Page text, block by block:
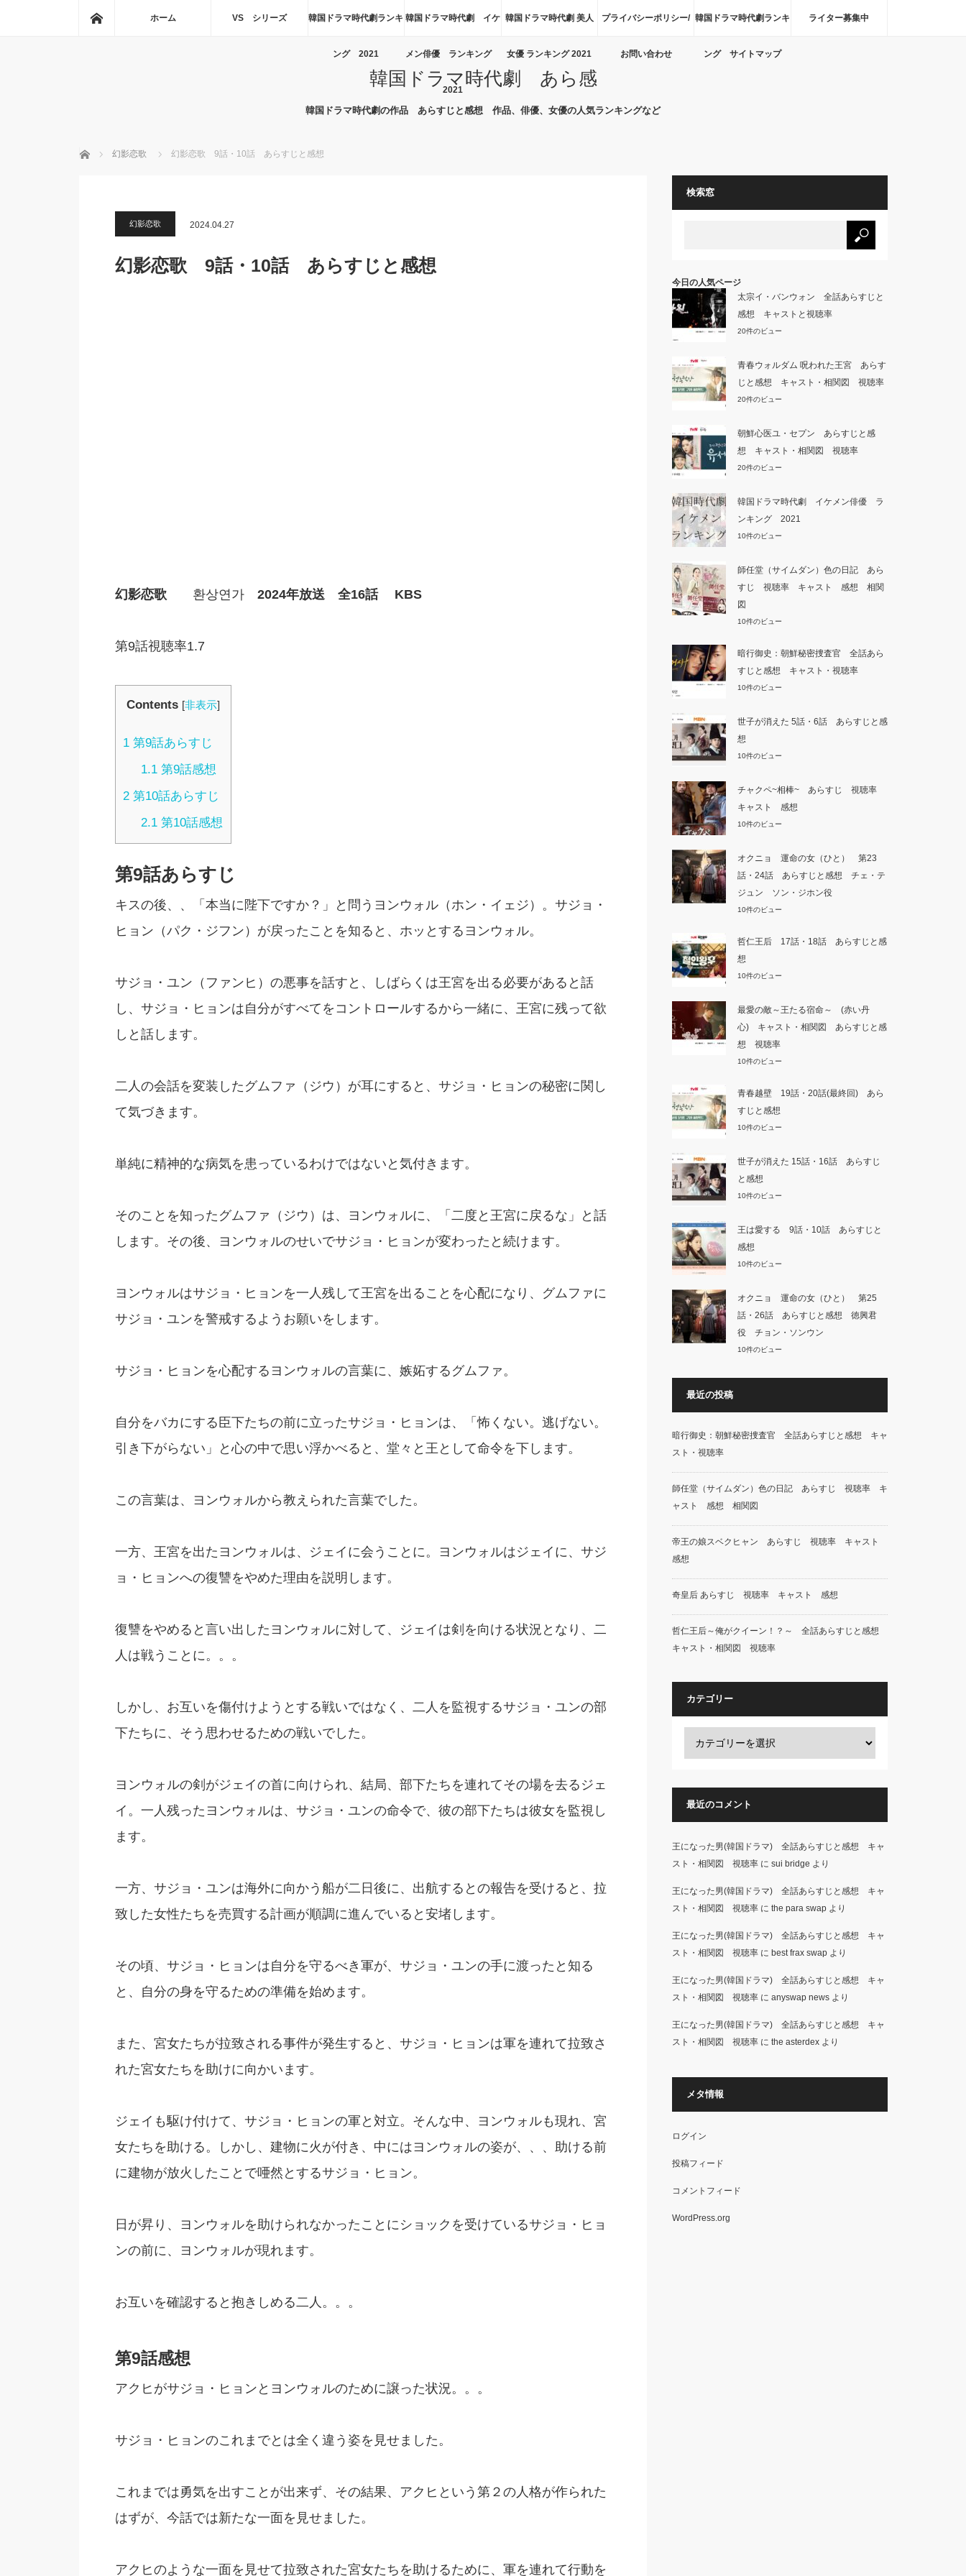
ホーム VS シリーズ 韓国ドラマ時代劇ランキ
ング 2021
韓国ドラマ時代劇 イケ
メン俳優 ランキング
2021
韓国ドラマ時代劇 美人
女優 ランキング 2021
プライバシーポリシー/
お問い合わせ
韓国ドラマ時代劇ランキ
ング サイトマップ
ライター募集中
韓国ドラマ時代劇 あら感
韓国ドラマ時代劇の作品 あらすじと感想 作品、俳優、女優の人気ランキングなど
ホーム 幻影恋歌 幻影恋歌 9話・10話 あらすじと感想
幻影恋歌 2024.04.27
幻影恋歌 9話・10話 あらすじと感想
幻影恋歌환상연가 2024年放送 全16話 KBS
第9話視聴率1.7
Contents [非表示]
1第9話あらすじ
1.1 第9話感想
2第10話あらすじ
2.1 第10話感想
第9話あらすじ
キスの後、、「本当に陛下ですか？」と問うヨンウォル（ホン・イェジ）。サジョ・
ヒョン（パク・ジフン）が戻ったことを知ると、ホッとするヨンウォル。
サジョ・ユン（ファンヒ）の悪事を話すと、しばらくは王宮を出る必要があると話
し、サジョ・ヒョンは自分がすべてをコントロールするから一緒に、王宮に残って欲
しと話します。
二人の会話を変装したグムファ（ジウ）が耳にすると、サジョ・ヒョンの秘密に関し
て気づきます。
単純に精神的な病気を患っているわけではないと気付きます。
そのことを知ったグムファ（ジウ）は、ヨンウォルに、「二度と王宮に戻るな」と話
します。その後、ヨンウォルのせいでサジョ・ヒョンが変わったと続けます。
ヨンウォルはサジョ・ヒョンを一人残して王宮を出ることを心配になり、グムファに
サジョ・ユンを警戒するようお願いをします。
サジョ・ヒョンを心配するヨンウォルの言葉に、嫉妬するグムファ。
自分をバカにする臣下たちの前に立ったサジョ・ヒョンは、「怖くない。逃げない。
引き下がらない」と心の中で思い浮かべると、堂々と王として命令を下します。
この言葉は、ヨンウォルから教えられた言葉でした。
一方、王宮を出たヨンウォルは、ジェイに会うことに。ヨンウォルはジェイに、サジ
ョ・ヒョンへの復讐をやめた理由を説明します。
復讐をやめると言い出したヨンウォルに対して、ジェイは剣を向ける状況となり、二
人は戦うことに。。。
しかし、お互いを傷付けようとする戦いではなく、二人を監視するサジョ・ユンの部
下たちに、そう思わせるための戦いでした。
ヨンウォルの剣がジェイの首に向けられ、結局、部下たちを連れてその場を去るジェ
イ。一人残ったヨンウォルは、サジョ・ユンの命令で、彼の部下たちは彼女を監視し
ます。
一方、サジョ・ユンは海外に向かう船が二日後に、出航するとの報告を受けると、拉
致した女性たちを売買する計画が順調に進んでいると安堵します。
その頃、サジョ・ヒョンは自分を守るべき軍が、サジョ・ユンの手に渡ったと知る
と、自分の身を守るための準備を始めます。
また、宮女たちが拉致される事件が発生すると、サジョ・ヒョンは軍を連れて拉致さ
れた宮女たちを助けに向かいます。
ジェイも駆け付けて、サジョ・ヒョンの軍と対立。そんな中、ヨンウォルも現れ、宮
女たちを助ける。しかし、建物に火が付き、中にはヨンウォルの姿が、、、助ける前
に建物が放火したことで唖然とするサジョ・ヒョン。
日が昇り、ヨンウォルを助けられなかったことにショックを受けているサジョ・ヒョ
ンの前に、ヨンウォルが現れます。
お互いを確認すると抱きしめる二人。。。
第9話感想
アクヒがサジョ・ヒョンとヨンウォルのために譲った状況。。。
サジョ・ヒョンのこれまでとは全く違う姿を見せました。
これまでは勇気を出すことが出来ず、その結果、アクヒという第２の人格が作られた
はずが、今話では新たな一面を見せました。
アクヒのような一面を見せて拉致された宮女たちを助けるために、軍を連れて行動を
検索窓
今日の人気ページ
太宗イ・バンウォン 全話あらすじと
感想 キャストと視聴率
20件のビュー
青春ウォルダム 呪われた王宮 あらす
じと感想 キャスト・相関図 視聴率
20件のビュー
朝鮮心医ユ・セプン あらすじと感
想 キャスト・相関図 視聴率
20件のビュー
韓国ドラマ時代劇 イケメン俳優 ラ
ンキング 2021
10件のビュー
師任堂（サイムダン）色の日記 あら
すじ 視聴率 キャスト 感想 相関
図
10件のビュー
暗行御史：朝鮮秘密捜査官 全話あら
すじと感想 キャスト・視聴率
10件のビュー
世子が消えた 5話・6話 あらすじと感
想
10件のビュー
チャクペ~相棒~ あらすじ 視聴率
キャスト 感想
10件のビュー
オクニョ 運命の女（ひと） 第23
話・24話 あらすじと感想 チェ・テ
ジュン ソン・ジホン役
10件のビュー
哲仁王后 17話・18話 あらすじと感
想
10件のビュー
最愛の敵～王たる宿命～ (赤い丹
心) キャスト・相関図 あらすじと感
想 視聴率
10件のビュー
青春越壁 19話・20話(最終回) あら
すじと感想
10件のビュー
世子が消えた 15話・16話 あらすじ
と感想
10件のビュー
王は愛する 9話・10話 あらすじと
感想
10件のビュー
オクニョ 運命の女（ひと） 第25
話・26話 あらすじと感想 徳興君
役 チョン・ソンウン
10件のビュー
最近の投稿
暗行御史：朝鮮秘密捜査官 全話あらすじと感想 キャ
スト・視聴率
師任堂（サイムダン）色の日記 あらすじ 視聴率 キ
ャスト 感想 相関図
帝王の娘スベクヒャン あらすじ 視聴率 キャスト
感想
奇皇后 あらすじ 視聴率 キャスト 感想
哲仁王后～俺がクイーン！？～ 全話あらすじと感想
キャスト・相関図 視聴率
カテゴリー
最近のコメント
王になった男(韓国ドラマ) 全話あらすじと感想 キャ
スト・相関図 視聴率に sui bridge より
王になった男(韓国ドラマ) 全話あらすじと感想 キャ
スト・相関図 視聴率に the para swapより
王になった男(韓国ドラマ) 全話あらすじと感想 キャ
スト・相関図 視聴率に best frax swapより
王になった男(韓国ドラマ) 全話あらすじと感想 キャ
スト・相関図 視聴率に anyswap newsより
王になった男(韓国ドラマ) 全話あらすじと感想 キャ
スト・相関図 視聴率に the asterdexより
メタ情報
ログイン
投稿フィード
コメントフィード
WordPress.org